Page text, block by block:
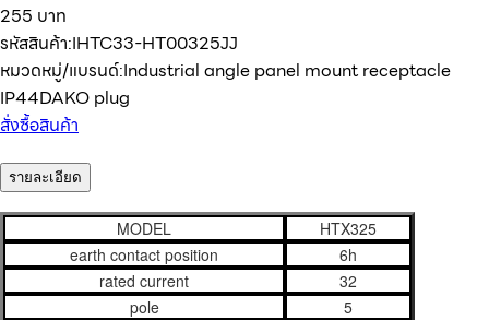
255 บาท
รหัสสินค้า:IHTC33-HT00325JJ
หมวดหมู่/แบรนด์:Industrial angle panel mount receptacle
IP44DAKO plug
สั่งซื้อสินค้า
รายละเอียด
MODEL
HTX325
earth contact position
6h
rated current
32
pole
5